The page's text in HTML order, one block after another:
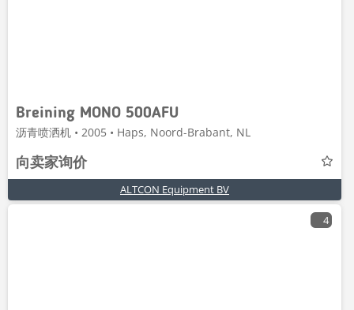
Breining MONO 500AFU
沥青喷洒机 • 2005 • Haps, Noord-Brabant, NL
向卖家询价
ALTCON Equipment BV
4